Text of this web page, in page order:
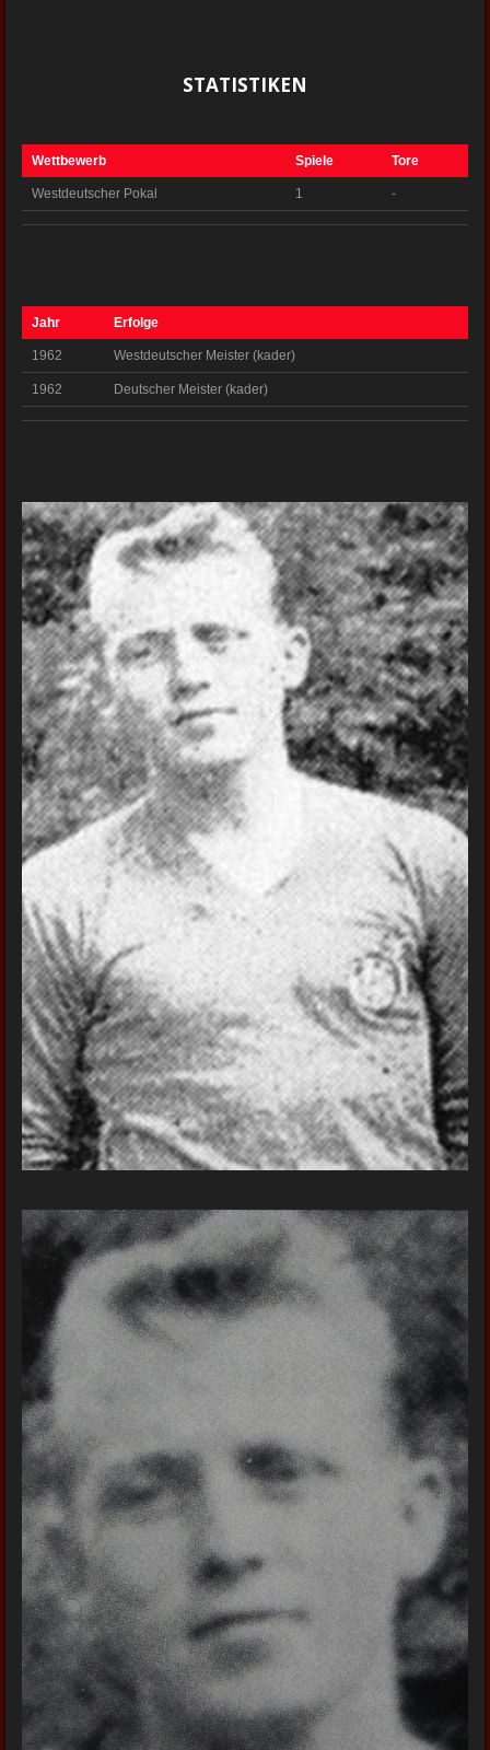
STATISTIKEN
Wettbewerb Spiele Tore
Westdeutscher Pokal 1 -
Jahr Erfolge
1962 Westdeutscher Meister (kader)
1962 Deutscher Meister (kader)